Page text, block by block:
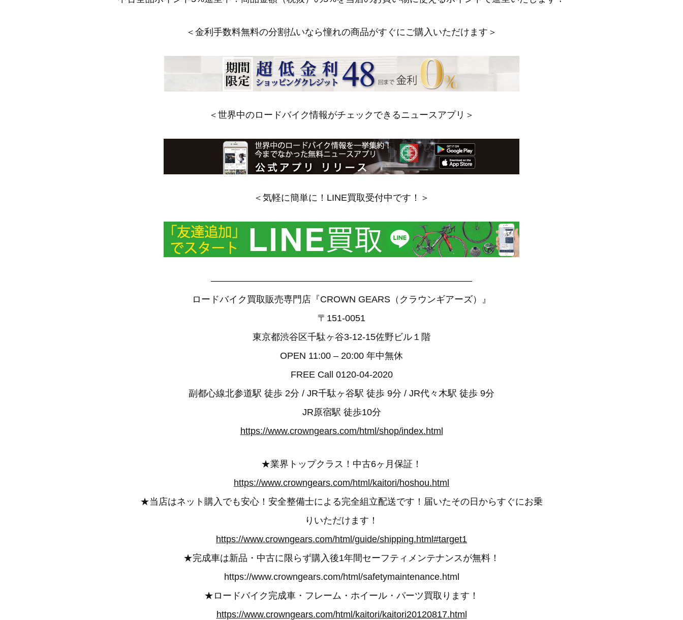
＜金利手数料無料の分割払いなら憧れの商品がすぐにご購入いただけます＞
＜世界中のロードバイク情報がチェックできるニュースアプリ＞
＜気軽に簡単に！LINE買取受付中です！＞
————————————————————————————–
ロードバイク買取販売専門店『CROWN GEARS（クラウンギアーズ）』
〒151-0051
東京都渋谷区千駄ヶ谷3-12-15佐野ビル１階
OPEN 11:00 – 20:00 年中無休
FREE Call 0120-04-2020
副都心線北参道駅 徒歩 2分 / JR千駄ヶ谷駅 徒歩 9分 / JR代々木駅 徒歩 9分
JR原宿駅 徒歩10分
https://www.crowngears.com/html/shop/index.html
★業界トップクラス！中古6ヶ月保証！
https://www.crowngears.com/html/kaitori/hoshou.html
★当店はネット購入でも安心！安全整備士による完全組立配送です！届いたその日からすぐにお乗
りいただけます！
https://www.crowngears.com/html/guide/shipping.html#target1
★完成車は新品・中古に限らず購入後1年間セーフティメンテナンスが無料！
https://www.crowngears.com/html/safetymaintenance.html
★ロードバイク完成車・フレーム・ホイール・パーツ買取ります！
https://www.crowngears.com/html/kaitori/kaitori20120817.html